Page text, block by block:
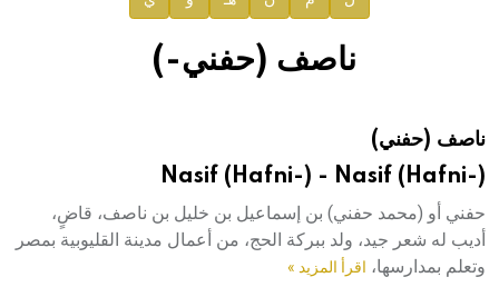
صدور المجلد الثامن عشر من الموسوعة الطبية
هيئة الموسوعة العربية تطلق موسوعات جديدة في عام 2026
ناصف (حفني-)
ناصف (حفني)
Nasif (Hafni-) - Nasif (Hafni-)
حفني أو (محمد حفني) بن إسماعيل بن خليل بن ناصف، قاضٍ،
أديب له شعر جيد، ولد ببركة الحج، من أعمال مدينة القليوبية بمصر
وتعلم بمدارسها، اقرأ المزيد »